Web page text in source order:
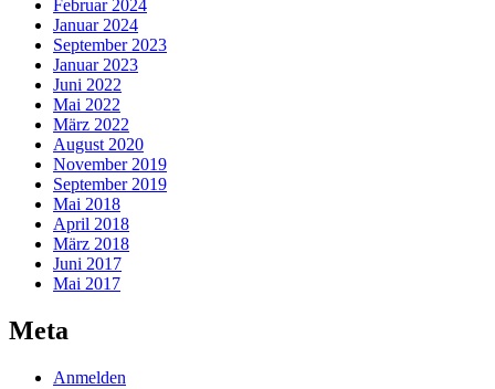
Februar 2024
Januar 2024
September 2023
Januar 2023
Juni 2022
Mai 2022
März 2022
August 2020
November 2019
September 2019
Mai 2018
April 2018
März 2018
Juni 2017
Mai 2017
Meta
Anmelden